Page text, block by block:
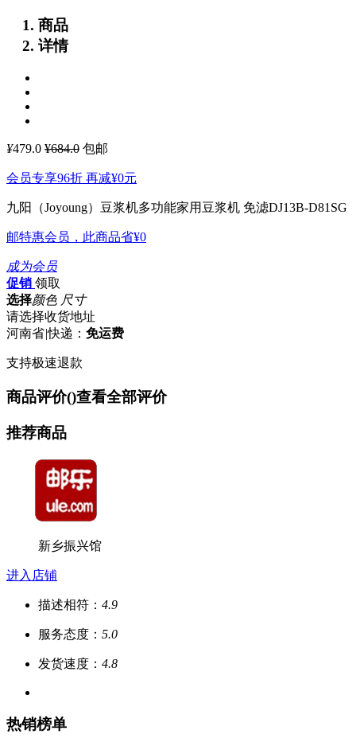
商品
详情
¥479.0 ¥684.0 包邮
会员专享96折 再减¥0元
九阳（Joyoung）豆浆机多功能家用豆浆机 免滤DJ13B-D81SG
邮特惠会员，此商品省¥0
成为会员
促销 领取
选择颜色 尺寸
请选择收货地址
河南省|快递： 免运费
支持极速退款
商品评价()查看全部评价
推荐商品
新乡振兴馆
进入店铺
描述相符： 4.9
服务态度： 5.0
发货速度： 4.8
热销榜单